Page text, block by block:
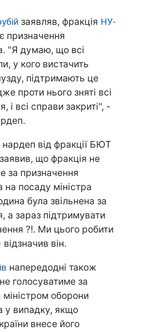
заявляв, фракція НУ-
призначення
"Я думаю, що всі
у кого вистачить
підтримають це
проти нього зняті всі
і всі справи закриті", -
від фракції БЮТ
що фракція не
за призначення
посаду міністра
була звільнена за
а зараз підтримувати
?!. Ми цього робити
він.
напередодні також
голосуватиме за
оборони
у випадку, якщо
внесе його